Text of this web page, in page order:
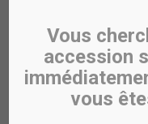
Vous
accession
vous